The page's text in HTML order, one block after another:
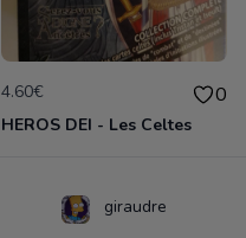
4.60€ 0
HEROS DEI - Les Celtes
giraudre